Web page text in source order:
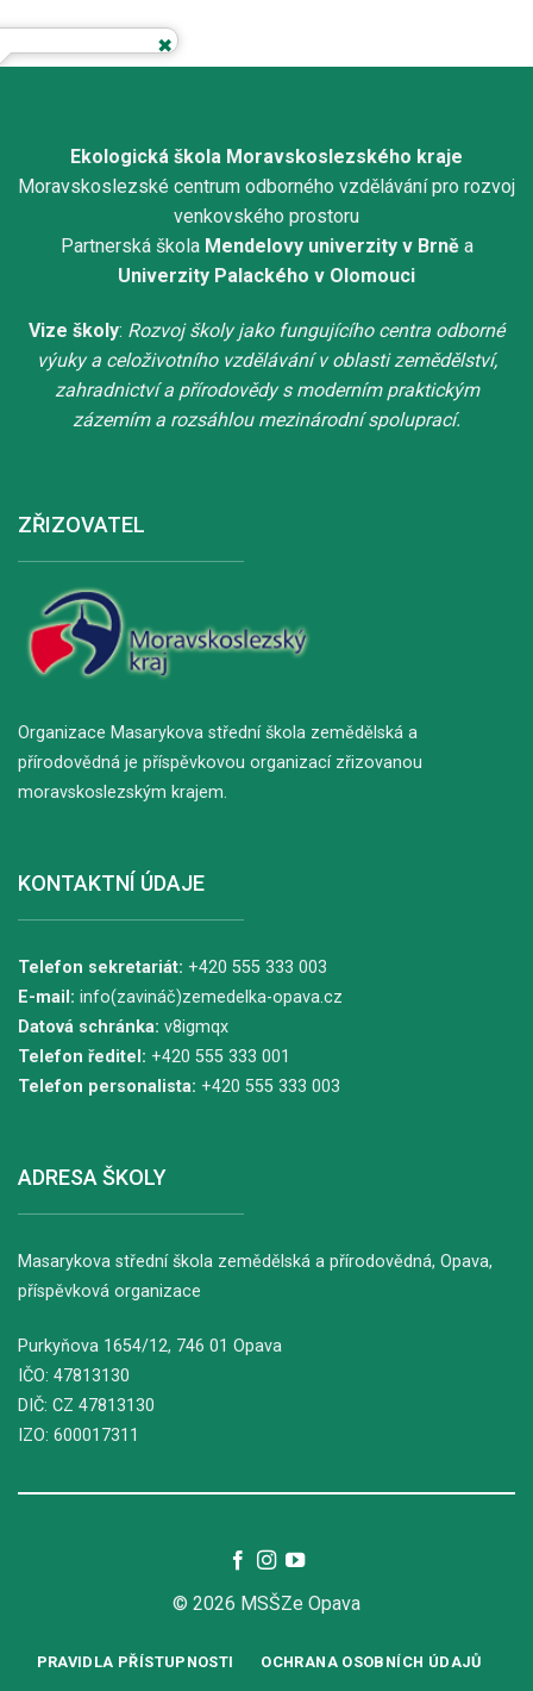
Ekologická škola Moravskoslezského kraje
Moravskoslezské centrum odborného vzdělávání pro rozvoj
venkovského prostoru
Partnerská škola Mendelovy univerzity v Brněa
Univerzity Palackého v Olomouci
Vize školy: Rozvoj školy jako fungujícího centra odborné
výuky a celoživotního vzdělávání v oblasti zemědělství,
zahradnictví a přírodovědy s moderním praktickým
zázemím a rozsáhlou mezinárodní spoluprací.
ZŘIZOVATEL
Organizace Masarykova střední škola zemědělská a
přírodovědná je příspěvkovou organizací zřizovanou
moravskoslezským krajem.
KONTAKTNÍ ÚDAJE
Telefon sekretariát: +420 555 333 003
E-mail: info(zavináč)zemedelka-opava.cz
Datová schránka: v8igmqx
Telefon ředitel: +420 555 333 001
Telefon personalista: +420 555 333 003
ADRESA ŠKOLY
Masarykova střední škola zemědělská a přírodovědná, Opava,
příspěvková organizace
Purkyňova 1654/12, 746 01 Opava
IČO: 47813130
DIČ: CZ 47813130
IZO: 600017311
© 2026 MSŠZe Opava
PRAVIDLA PŘÍSTUPNOSTI OCHRANA OSOBNÍCH ÚDAJŮ